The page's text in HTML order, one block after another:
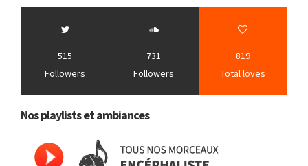
515
Followers
731
Followers
819
Total loves
Nos playlists et ambiances